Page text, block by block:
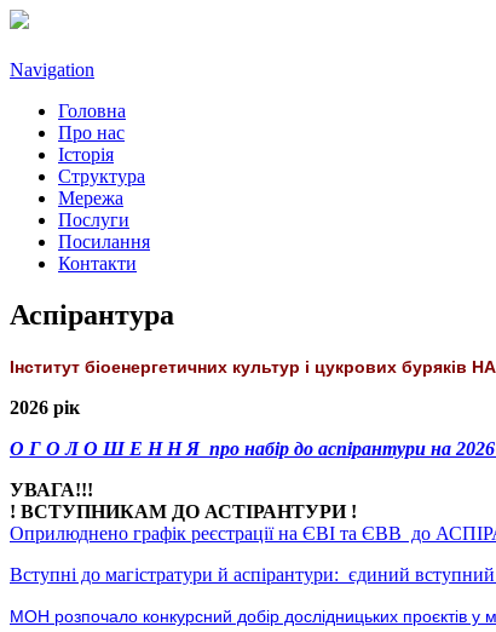
Navigation
Головна
Про нас
Історія
Структура
Мережа
Послуги
Посилання
Контакти
Аспірантура
Інститут біоенергетичних культур і цукрових буряків
2026 рік
О Г О Л О Ш Е Н Н Я про набір до аспірантури на 2026
УВАГА!!!
! ВСТУПНИКАМ ДО АСТІРАНТУРИ !
Оприлюднено графік реєстрації на ЄВІ та ЄВВ до
Вступні до магістратури й аспірантури: єдиний
МОН розпочало конкурсний добір дослідницьких проєктів у